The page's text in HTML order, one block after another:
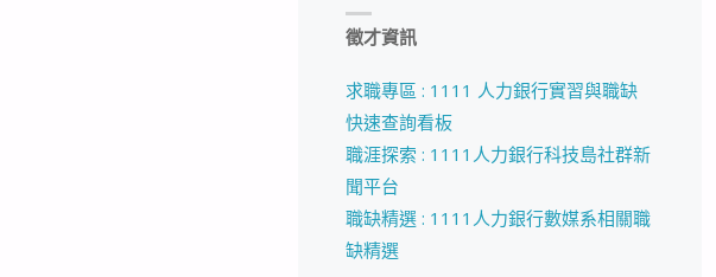
徵才資訊
求職專區 : 1111 人力銀行實習與職缺
快速查詢看板
職涯探索 : 1111人力銀行科技島社群新
聞平台
職缺精選 : 1111人力銀行數媒系相關職
缺精選